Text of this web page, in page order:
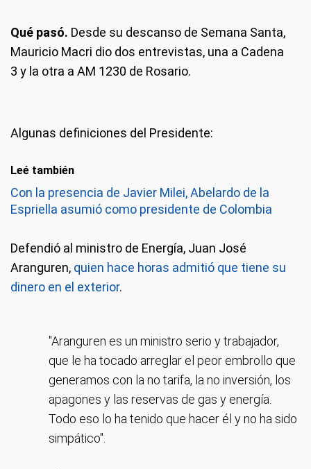
Qué pasó. Desde su descanso de Semana Santa,
Mauricio Macri dio dos entrevistas, una a Cadena
3 y la otra a AM 1230 de Rosario.
Algunas definiciones del Presidente:
Leé también
Con la presencia de Javier Milei, Abelardo de la
Espriella asumió como presidente de Colombia
Defendió al ministro de Energía, Juan José
Aranguren, quien hace horas admitió que tiene su
dinero en el exterior.
"Aranguren es un ministro serio y trabajador,
que le ha tocado arreglar el peor embrollo que
generamos con la no tarifa, la no inversión, los
apagones y las reservas de gas y energía.
Todo eso lo ha tenido que hacer él y no ha sido
simpático".